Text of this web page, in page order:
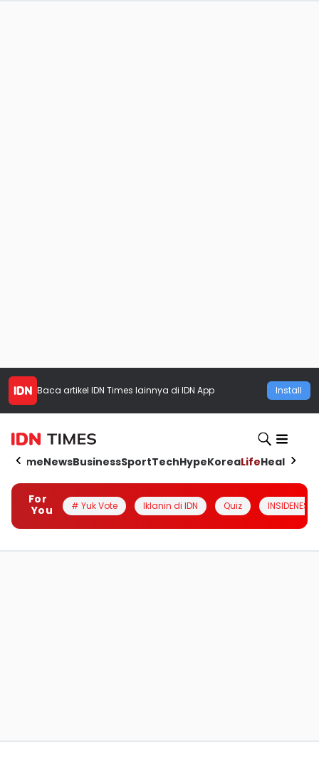
Baca artikel IDN Times lainnya di IDN App Install
HomeNewsBusinessSportTechHypeKoreaLifeHealth
For
You
# Yuk Vote Iklanin di IDN Quiz INSIDENESIA